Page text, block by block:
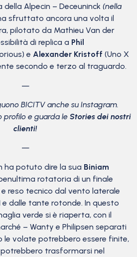
della Alpecin – Deceuninck (nella
sfruttato ancora una volta il
pilotato da Mathieu Van der
di replica a Phil
e Alexander Kristoff (Uno X
secondo e terzo al traguardo.
—
BICITV anche su Instagram.
profilo e guarda le Stories dei nostri
clienti!
—
ha potuto dire la sua Biniam
rotatoria di un finale
reso tecnico dal vento laterale
e dalle tante rotonde. In questo
verde si è riaperta, con il
– Wanty e Philipsen separati
le volate potrebbero essere finite,
trasformarsi nel